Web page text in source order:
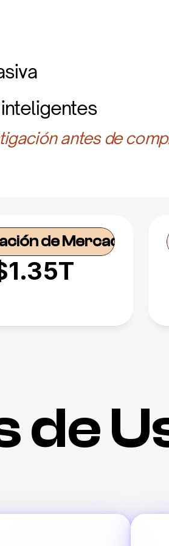
antes de
de Mercado
de